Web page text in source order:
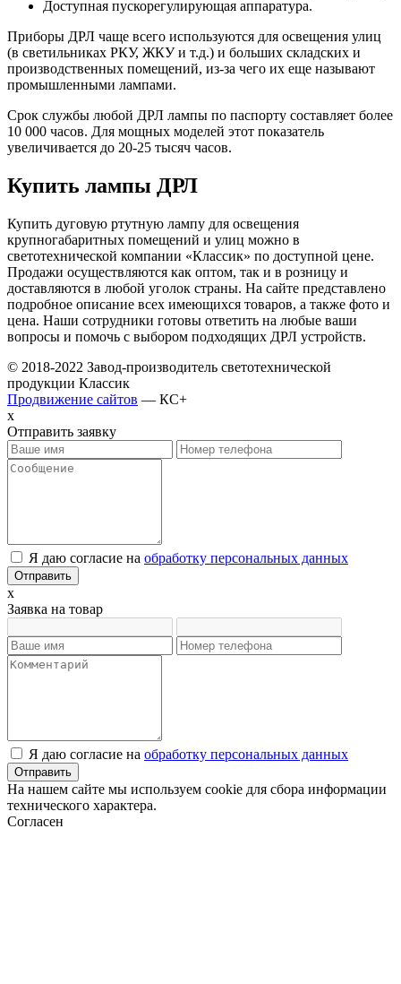
Доступная пускорегулирующая аппаратура.
Приборы ДРЛ чаще всего используются для освещения улиц
(в светильниках РКУ, ЖКУ и т.д.) и больших складских и
производственных помещений, из-за чего их еще называют
промышленными лампами.
Срок службы любой ДРЛ лампы по паспорту составляет более
10 000 часов. Для мощных моделей этот показатель
увеличивается до 20-25 тысяч часов.
Купить лампы ДРЛ
Купить дуговую ртутную лампу для освещения
крупногабаритных помещений и улиц можно в
светотехнической компании «Классик» по доступной цене.
Продажи осуществляются как оптом, так и в розницу и
доставляются в любой уголок страны. На сайте представлено
подробное описание всех имеющихся товаров, а также фото и
цена. Наши сотрудники готовы ответить на любые ваши
вопросы и помочь с выбором подходящих ДРЛ устройств.
© 2018-2022 Завод-производитель светотехнической
продукции Классик
Продвижение сайтов — КС+
x
Отправить заявку
Я даю согласие на обработку персональных данных
Отправить
x
Заявка на товар
Я даю согласие на обработку персональных данных
Отправить
На нашем сайте мы используем cookie для сбора информации
технического характера.
Согласен